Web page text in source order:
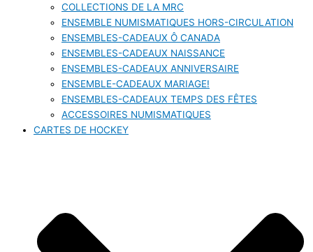
COLLECTIONS DE LA MRC
ENSEMBLE NUMISMATIQUES HORS-CIRCULATION
ENSEMBLES-CADEAUX Ô CANADA
ENSEMBLES-CADEAUX NAISSANCE
ENSEMBLES-CADEAUX ANNIVERSAIRE
ENSEMBLE-CADEAUX MARIAGE!
ENSEMBLES-CADEAUX TEMPS DES FÊTES
ACCESSOIRES NUMISMATIQUES
CARTES DE HOCKEY